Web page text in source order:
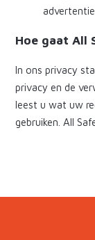
Hoe gaat All
In ons privacy
privacy en de
leest u wat uw
gebruiken. All